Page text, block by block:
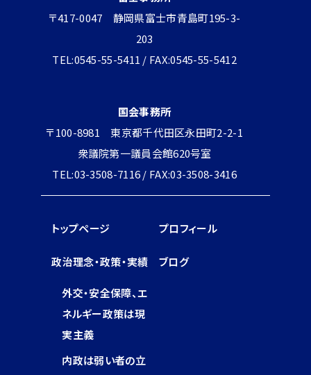
〒417-0047 静岡県富士市青島町195-3-
203
TEL:0545-55-5411 / FAX:0545-55-5412
国会事務所
〒100-8981 東京都千代田区永田町2-2-1
衆議院第一議員会館620号室
TEL:03-3508-7116 / FAX:03-3508-3416
トップページ プロフィール
政治理念・政策・実績
外交・安全保障、エ
ネルギー政策は現
実主義
内政は弱い者の立
ブログ